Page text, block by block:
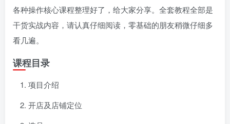
各种操作核心课程整理好了，给大家分享。全套教程全部是
干货实战内容，请认真仔细阅读，零基础的朋友稍微仔细多
看几遍。
课程目录
项目介绍
开店及店铺定位